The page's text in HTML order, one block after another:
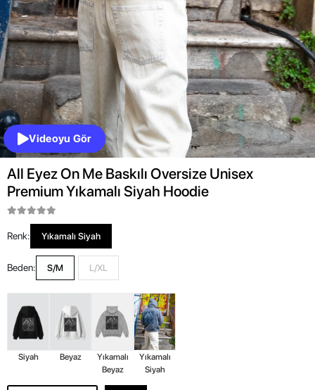
Videoyu Gör
All Eyez On Me Baskılı Oversize Unisex
Premium Yıkamalı Siyah Hoodie
Renk: Yıkamalı Siyah
Beden: S/M L/XL
Siyah Beyaz
Yıkamalı
Beyaz
Yıkamalı
Siyah